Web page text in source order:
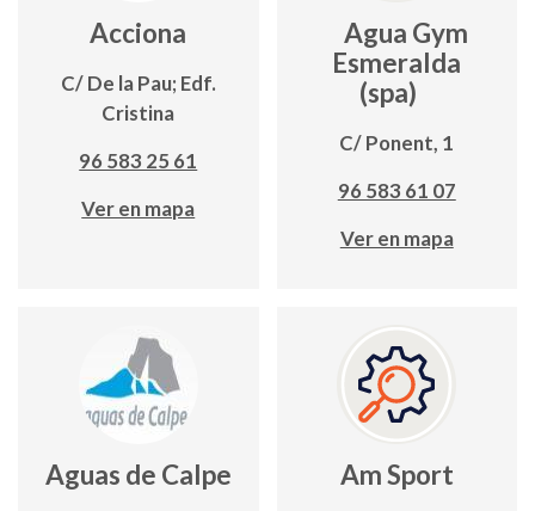
Acciona
C/ De la Pau; Edf.
Cristina
96 583 25 61
Ver en mapa
Agua Gym
Esmeralda
(spa)
C/ Ponent, 1
96 583 61 07
Ver en mapa
Aguas de Calpe Am Sport